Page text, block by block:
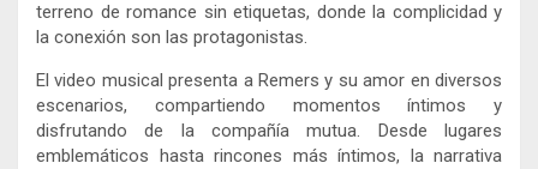
terreno de romance sin etiquetas, donde la complicidad y
la conexión son las protagonistas.
El video musical presenta a Remers y su amor en diversos
escenarios, compartiendo momentos íntimos y
disfrutando de la compañía mutua. Desde lugares
emblemáticos hasta rincones más íntimos, la narrativa